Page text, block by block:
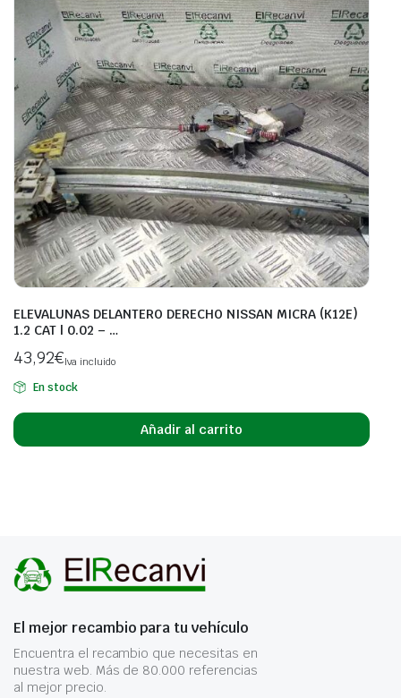
ELEVALUNAS DELANTERO DERECHO NISSAN MICRA (K12E)
1.2 CAT | 0.02 – …
43,92€Iva incluido
En stock
Añadir al carrito
El mejor recambio para tu vehículo
Encuentra el recambio que necesitas en
nuestra web. Más de 80.000 referencias
al mejor precio.